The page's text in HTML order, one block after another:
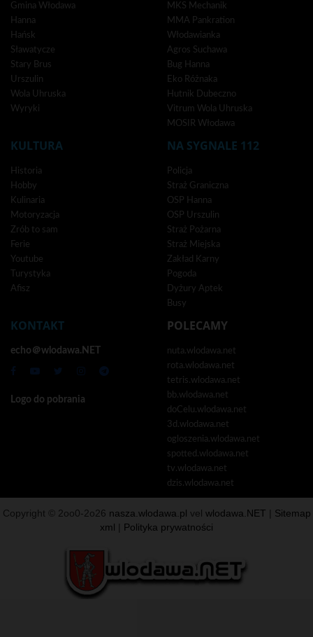
Gmina Włodawa
Hanna
Hańsk
Sławatycze
Stary Brus
Urszulin
Wola Uhruska
Wyryki
MKS Mechanik
MMA Pankration
Włodawianka
Agros Suchawa
Bug Hanna
Eko Różnaka
Hutnik Dubeczno
Vitrum Wola Uhruska
MOSIR Włodawa
KULTURA
Historia
Hobby
Kulinaria
Motoryzacja
Zrób to sam
Ferie
Youtube
Turystyka
Afisz
NA SYGNALE 112
Policja
Straż Graniczna
OSP Hanna
OSP Urszulin
Straż Pożarna
Straż Miejska
Zakład Karny
Pogoda
Dyżury Aptek
Busy
KONTAKT
echo＠wlodawa.NET
Logo do pobrania
POLECAMY
nuta.wlodawa.net
rota.wlodawa.net
tetris.wlodawa.net
bb.wlodawa.net
doCelu.wlodawa.net
3d.wlodawa.net
ogloszenia.wlodawa.net
spotted.wlodawa.net
tv.wlodawa.net
dzis.wlodawa.net
Copyright © 2oo0-2o26 nasza.wlodawa.pl vel wlodawa.NET
Sitemap
xml
Polityka prywatności